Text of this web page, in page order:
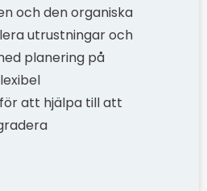
och den organiska
utrustningar och
planering på
att hjälpa till att